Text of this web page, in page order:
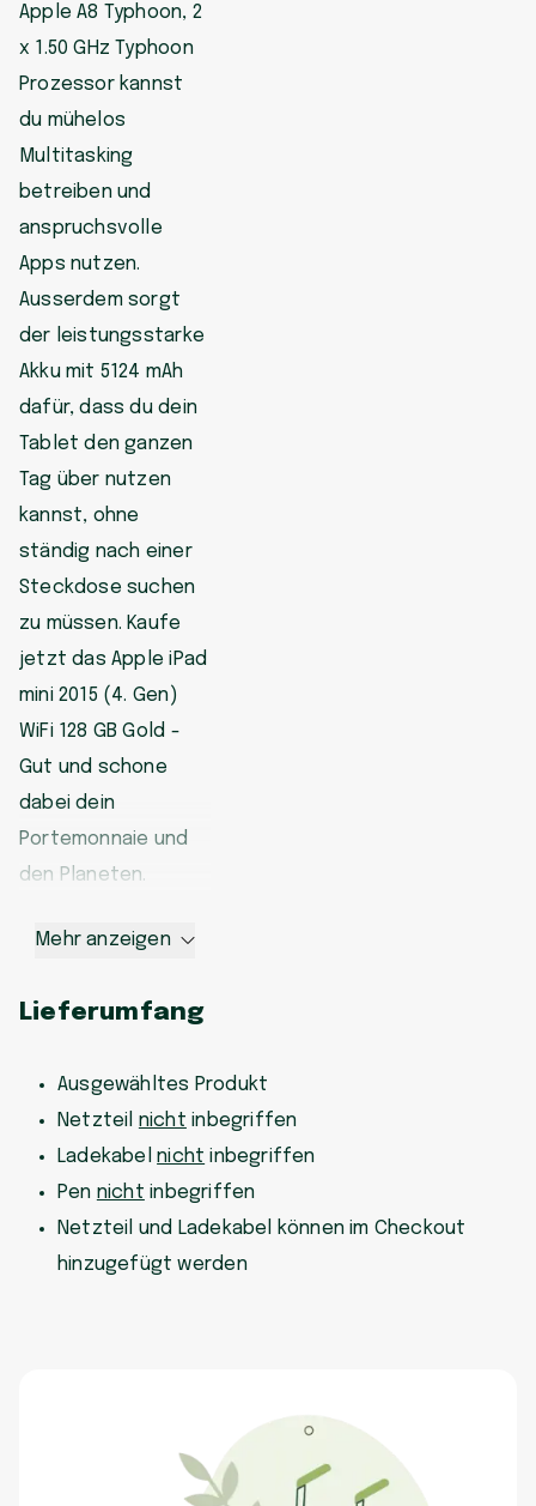
Apple A8 Typhoon, 2
x 1.50 GHz Typhoon
Prozessor kannst
du mühelos
Multitasking
betreiben und
anspruchsvolle
Apps nutzen.
Ausserdem sorgt
der leistungsstarke
Akku mit 5124 mAh
dafür, dass du dein
Tablet den ganzen
Tag über nutzen
kannst, ohne
ständig nach einer
Steckdose suchen
zu müssen. Kaufe
jetzt das Apple iPad
mini 2015 (4. Gen)
WiFi 128 GB Gold -
Gut und schone
dabei dein
Portemonnaie und
den Planeten.
Mehr anzeigen
Lieferumfang
Ausgewähltes Produkt
Netzteil nicht inbegriffen
Ladekabelnicht inbegriffen
Pen nicht inbegriffen
Netzteil und Ladekabel können im Checkout
hinzugefügt werden